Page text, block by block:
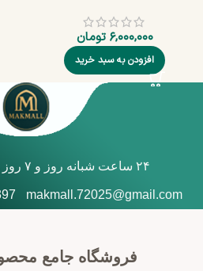
۶,۰۰۰,۰۰۰ تومان
افزودن به سبد خرید
۲۴ ساعت شبانه روز و ۷ روز هفته همراه شماییم
makmall.72025@gmail.com
فروشگاه جامع